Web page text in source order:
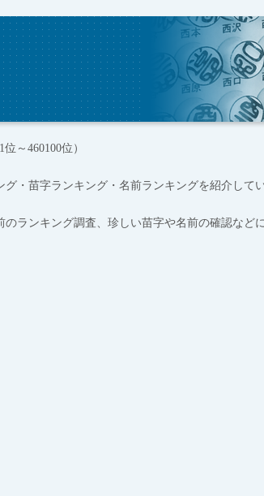
～460100位）
・苗字ランキング・名前ランキングを紹介して
ランキング調査、珍しい苗字や名前の確認など